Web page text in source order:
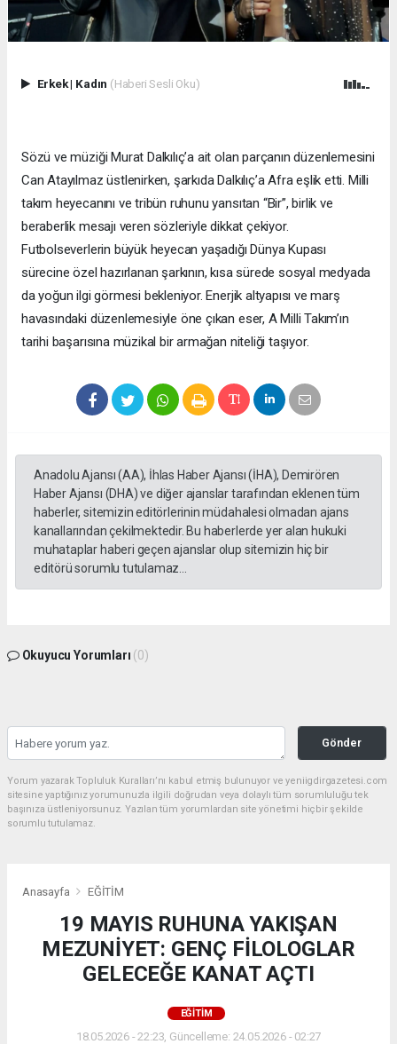
Erkek| Kadın (Haberi Sesli Oku)
Sözü ve müziği Murat Dalkılıç’a ait olan parçanın düzenlemesini
Can Atayılmaz üstlenirken, şarkıda Dalkılıç’a Afra eşlik etti. Milli
takım heyecanını ve tribün ruhunu yansıtan “Bir”, birlik ve
beraberlik mesajı veren sözleriyle dikkat çekiyor.
Futbolseverlerin büyük heyecan yaşadığı Dünya Kupası
sürecine özel hazırlanan şarkının, kısa sürede sosyal medyada
da yoğun ilgi görmesi bekleniyor. Enerjik altyapısı ve marş
havasındaki düzenlemesiyle öne çıkan eser, A Milli Takım’ın
tarihi başarısına müzikal bir armağan niteliği taşıyor.
Anadolu Ajansı (AA), İhlas Haber Ajansı (İHA), Demirören
Haber Ajansı (DHA) ve diğer ajanslar tarafından eklenen tüm
haberler, sitemizin editörlerinin müdahalesi olmadan ajans
kanallarından çekilmektedir. Bu haberlerde yer alan hukuki
muhataplar haberi geçen ajanslar olup sitemizin hiç bir
editörü sorumlu tutulamaz...
Okuyucu Yorumları (0)
Gönder
Yorum yazarak Topluluk Kuralları’nı kabul etmiş bulunuyor ve yeniigdirgazetesi.com
sitesine yaptığınız yorumunuzla ilgili doğrudan veya dolaylı tüm sorumluluğu tek
başınıza üstleniyorsunuz. Yazılan tüm yorumlardan site yönetimi hiçbir şekilde
sorumlu tutulamaz.
Anasayfa EĞİTİM
19 MAYIS RUHUNA YAKIŞAN
MEZUNİYET: GENÇ FİLOLOGLAR
GELECEĞE KANAT AÇTI
EĞİTİM
18.05.2026 - 22:23, Güncelleme: 24.05.2026 - 02:27